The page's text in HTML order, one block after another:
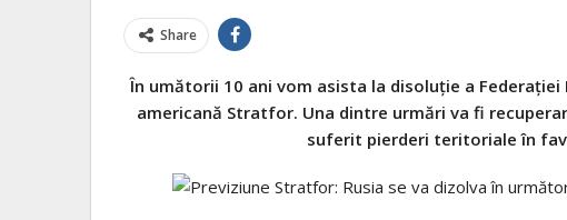
Share
În umătorii 10 ani vom asista la disoluţie a
americană Stratfor. Una dintre urmări va fi
suferit pierderi teritoriale în